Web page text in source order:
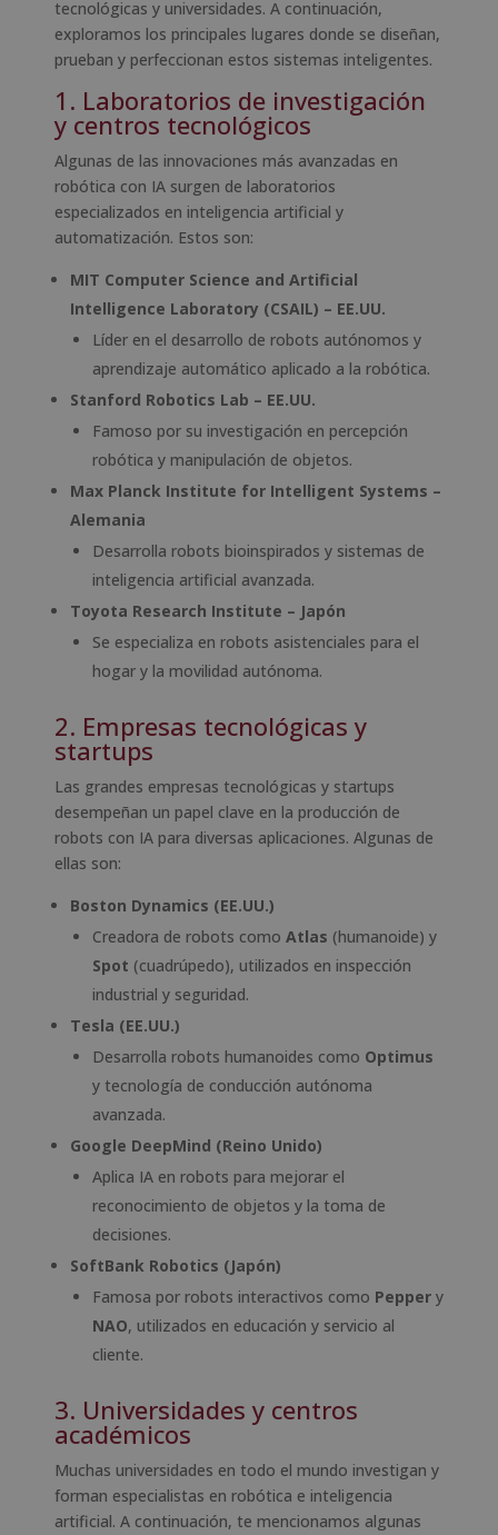
tecnológicas y universidades. A continuación,
exploramos los principales lugares donde se diseñan,
prueban y perfeccionan estos sistemas inteligentes.
1. Laboratorios de investigación
y centros tecnológicos
Algunas de las innovaciones más avanzadas en
robótica con IA surgen de laboratorios
especializados en inteligencia artificial y
automatización. Estos son:
MIT Computer Science and Artificial
Intelligence Laboratory (CSAIL) – EE.UU.
Líder en el desarrollo de robots autónomos y
aprendizaje automático aplicado a la robótica.
Stanford Robotics Lab – EE.UU.
Famoso por su investigación en percepción
robótica y manipulación de objetos.
Max Planck Institute for Intelligent Systems –
Alemania
Desarrolla robots bioinspirados y sistemas de
inteligencia artificial avanzada.
Toyota Research Institute – Japón
Se especializa en robots asistenciales para el
hogar y la movilidad autónoma.
2. Empresas tecnológicas y
startups
Las grandes empresas tecnológicas y startups
desempeñan un papel clave en la producción de
robots con IA para diversas aplicaciones. Algunas de
ellas son:
Boston Dynamics (EE.UU.)
Creadora de robots como Atlas (humanoide) y
Spot (cuadrúpedo), utilizados en inspección
industrial y seguridad.
Tesla (EE.UU.)
Desarrolla robots humanoides como Optimus
y tecnología de conducción autónoma
avanzada.
Google DeepMind (Reino Unido)
Aplica IA en robots para mejorar el
reconocimiento de objetos y la toma de
decisiones.
SoftBank Robotics (Japón)
Famosa por robots interactivos como Peppery
NAO, utilizados en educación y servicio al
cliente.
3. Universidades y centros
académicos
Muchas universidades en todo el mundo investigan y
forman especialistas en robótica e inteligencia
artificial. A continuación, te mencionamos algunas